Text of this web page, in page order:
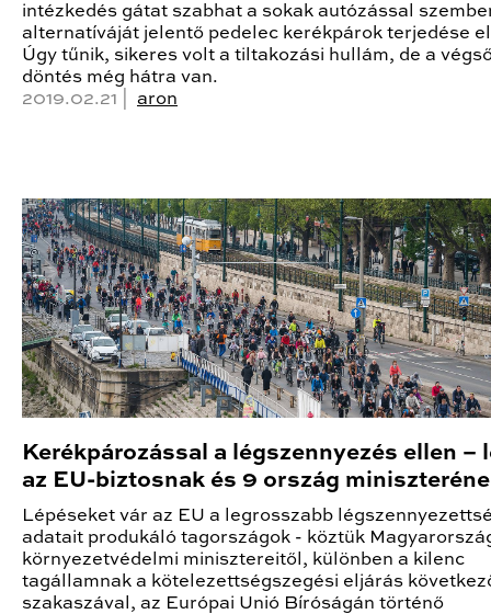
intézkedés gátat szabhat a sokak autózással
alternatíváját jelentő pedelec kerékpárok terjedése
Úgy tűnik, sikeres volt a tiltakozási hullám, de a
döntés még hátra van.
2019.02.21 | aron
Kerékpározással a légszennyezés ellen –
az EU-biztosnak és 9 ország
Lépéseket vár az EU a legrosszabb
adatait produkáló tagországok - köztük
környezetvédelmi minisztereitől, különben a kilenc
tagállamnak a kötelezettségszegési eljárás
szakaszával, az Európai Unió Bíróságán történő